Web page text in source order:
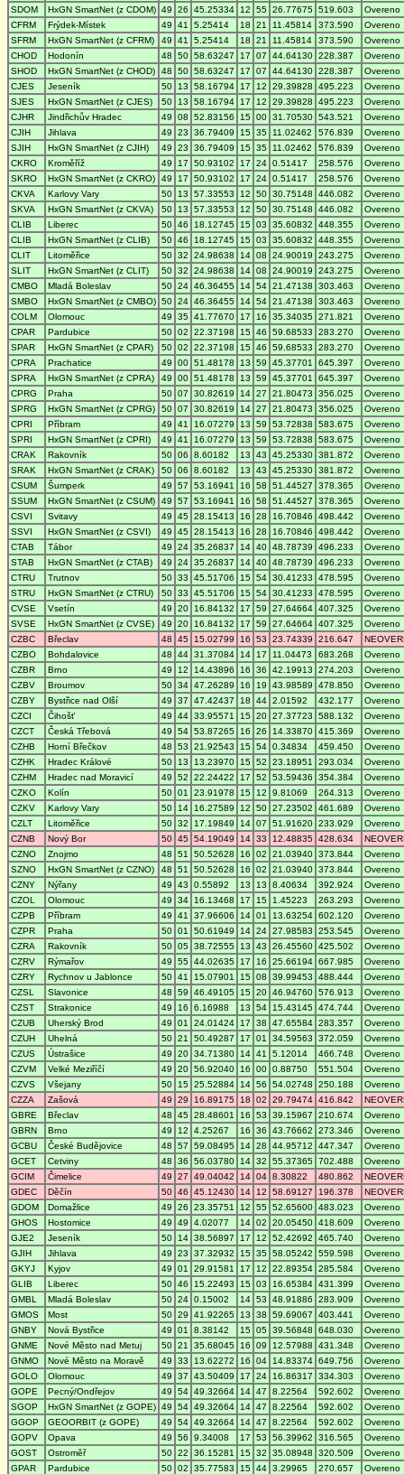
SDOM
HxGN SmartNet (z CDOM) 49 26 45.25334 12 55 26.77675 519.603
Overeno
CFRM
Frýdek-Místek 49 41 5.25414 18 21 11.45814 373.590
Overeno
SFRM
HxGN SmartNet (z CFRM) 49 41 5.25414 18 21 11.45814 373.590
Overeno
CHOD
Hodonín 48 50 58.63247 17 07 44.64130 228.387
Overeno
SHOD
HxGN SmartNet (z CHOD) 48 50 58.63247 17 07 44.64130 228.387
Overeno
CJES
Jeseník 50 13 58.16794 17 12 29.39828 495.223
Overeno
SJES
HxGN SmartNet (z CJES) 50 13 58.16794 17 12 29.39828 495.223
Overeno
CJHR
Jindřichův Hradec 49 08 52.83156 15 00 31.70530 543.521
Overeno
CJIH
Jihlava 49 23 36.79409 15 35 11.02462 576.839
Overeno
SJIH
HxGN SmartNet (z CJIH) 49 23 36.79409 15 35 11.02462 576.839
Overeno
CKRO
Kroměříž 49 17 50.93102 17 24 0.51417 258.576
Overeno
SKRO
HxGN SmartNet (z CKRO) 49 17 50.93102 17 24 0.51417 258.576
Overeno
CKVA
Karlovy Vary 50 13 57.33553 12 50 30.75148 446.082
Overeno
SKVA
HxGN SmartNet (z CKVA) 50 13 57.33553 12 50 30.75148 446.082
Overeno
CLIB
Liberec 50 46 18.12745 15 03 35.60832 448.355
Overeno
CLIB
HxGN SmartNet (z CLIB) 50 46 18.12745 15 03 35.60832 448.355
Overeno
CLIT
Litoměřice 50 32 24.98638 14 08 24.90019 243.275
Overeno
SLIT
HxGN SmartNet (z CLIT) 50 32 24.98638 14 08 24.90019 243.275
Overeno
CMBO
Mladá Boleslav 50 24 46.36455 14 54 21.47138 303.463
Overeno
SMBO
HxGN SmartNet (z CMBO) 50 24 46.36455 14 54 21.47138 303.463
Overeno
COLM
Olomouc 49 35 41.77670 17 16 35.34035 271.821
Overeno
CPAR
Pardubice 50 02 22.37198 15 46 59.68533 283.270
Overeno
SPAR
HxGN SmartNet (z CPAR) 50 02 22.37198 15 46 59.68533 283.270
Overeno
CPRA
Prachatice 49 00 51.48178 13 59 45.37701 645.397
Overeno
SPRA
HxGN SmartNet (z CPRA) 49 00 51.48178 13 59 45.37701 645.397
Overeno
CPRG
Praha 50 07 30.82619 14 27 21.80473 356.025
Overeno
SPRG
HxGN SmartNet (z CPRG) 50 07 30.82619 14 27 21.80473 356.025
Overeno
CPRI
Příbram 49 41 16.07279 13 59 53.72838 583.675
Overeno
SPRI
HxGN SmartNet (z CPRI) 49 41 16.07279 13 59 53.72838 583.675
Overeno
CRAK
Rakovník 50 06 8.60182 13 43 45.25330 381.872
Overeno
SRAK
HxGN SmartNet (z CRAK) 50 06 8.60182 13 43 45.25330 381.872
Overeno
CSUM
Šumperk 49 57 53.16941 16 58 51.44527 378.365
Overeno
SSUM
HxGN SmartNet (z CSUM) 49 57 53.16941 16 58 51.44527 378.365
Overeno
CSVI
Svitavy 49 45 28.15413 16 28 16.70846 498.442
Overeno
SSVI
HxGN SmartNet (z CSVI) 49 45 28.15413 16 28 16.70846 498.442
Overeno
CTAB
Tábor 49 24 35.26837 14 40 48.78739 496.233
Overeno
STAB
HxGN SmartNet (z CTAB) 49 24 35.26837 14 40 48.78739 496.233
Overeno
CTRU
Trutnov 50 33 45.51706 15 54 30.41233 478.595
Overeno
STRU
HxGN SmartNet (z CTRU) 50 33 45.51706 15 54 30.41233 478.595
Overeno
CVSE
Vsetín 49 20 16.84132 17 59 27.64664 407.325
Overeno
SVSE
HxGN SmartNet (z CVSE) 49 20 16.84132 17 59 27.64664 407.325
Overeno
CZBC
Břeclav 48 45 15.02799 16 53 23.74339 216.647
CZBO
Bohdalovice 48 44 31.37084 14 17 11.04473 683.268
Overeno
CZBR
Brno 49 12 14.43896 16 36 42.19913 274.203
Overeno
CZBV
Broumov 50 34 47.26289 16 19 43.98589 478.850
Overeno
CZBY
Bystřice nad Olší 49 37 47.42437 18 44 2.01592 432.177
Overeno
CZCI
Čihošť 49 44 33.95571 15 20 27.37723 588.132
Overeno
CZCT
Česká Třebová 49 54 53.87265 16 26 14.33870 415.369
Overeno
CZHB
Horní Břečkov 48 53 21.92543 15 54 0.34834 459.450
Overeno
CZHK
Hradec Králové 50 13 13.23970 15 52 23.18951 293.034
Overeno
CZHM
Hradec nad Moravicí 49 52 22.24422 17 52 53.59436 354.384
Overeno
CZKO
Kolín 50 01 23.91978 15 12 9.81069 264.313
Overeno
CZKV
Karlovy Vary 50 14 16.27589 12 50 27.23502 461.689
Overeno
CZLT
Litoměřice 50 32 17.19849 14 07 51.91620 233.929
Overeno
CZNB
Nový Bor 50 45 54.19049 14 33 12.48835 428.634
CZNO
Znojmo 48 51 50.52628 16 02 21.03940 373.844
Overeno
SZNO
HxGN SmartNet (z CZNO) 48 51 50.52628 16 02 21.03940 373.844
Overeno
CZNY
Nýřany 49 43 0.55892 13 13 8.40634 392.924
Overeno
CZOL
Olomouc 49 34 16.13468 17 15 1.45223 263.293
Overeno
CZPB
Příbram 49 41 37.96606 14 01 13.63254 602.120
Overeno
CZPR
Praha 50 01 50.61949 14 24 27.98583 253.545
Overeno
CZRA
Rakovník 50 05 38.72555 13 43 26.45560 425.502
Overeno
CZRV
Rýmařov 49 55 44.02635 17 16 25.66194 667.985
Overeno
CZRY
Rychnov u Jablonce 50 41 15.07901 15 08 39.99453 488.444
Overeno
CZSL
Slavonice 48 59 46.49105 15 20 46.94760 576.913
Overeno
CZST
Strakonice 49 16 6.16988 13 54 15.43145 474.744
Overeno
CZUB
Uherský Brod 49 01 24.01424 17 38 47.65584 283.357
Overeno
CZUH
Uhelná 50 21 50.49287 17 01 34.59563 372.059
Overeno
CZUS
Ústrašice 49 20 34.71380 14 41 5.12014 466.748
Overeno
CZVM
Velké Meziříčí 49 20 56.92040 16 00 0.88750 551.504
Overeno
CZVS
Všejany 50 15 25.52884 14 56 54.02748 250.188
Overeno
CZZA
Zašová 49 29 16.89175 18 02 29.79474 416.842
GBRE
Břeclav 48 45 28.48601 16 53 39.15967 210.674
Overeno
GBRN
Brno 49 12 4.25267 16 36 43.76662 273.346
Overeno
GCBU
České Budějovice 48 57 59.08495 14 28 44.95712 447.347
Overeno
GCET
Cetviny 48 36 56.03780 14 32 55.37365 702.488
Overeno
GCIM
Čimelice 49 27 49.04042 14 04 8.30822 480.862
GDEC
Děčín 50 46 45.12430 14 12 58.69127 196.378
GDOM
Domažlice 49 26 23.35751 12 55 52.65600 483.023
Overeno
GHOS
Hostomice 49 49 4.02077 14 02 20.05450 418.609
Overeno
GJE2
Jeseník 50 14 38.56897 17 12 52.42692 465.740
Overeno
GJIH
Jihlava 49 23 37.32932 15 35 58.05242 559.598
Overeno
GKYJ
Kyjov 49 01 29.91581 17 12 22.89354 285.584
Overeno
GLIB
Liberec 50 46 15.22493 15 03 16.65384 431.399
Overeno
GMBL
Mladá Boleslav 50 24 0.15002 14 53 48.91886 283.909
Overeno
GMOS
Most 50 29 41.92265 13 38 59.69067 403.441
Overeno
GNBY
Nová Bystřice 49 01 8.38142 15 05 39.56848 648.030
Overeno
GNME
Nové Město nad Metuj 50 21 35.68045 16 09 12.57988 431.348
Overeno
GNMO
Nové Město na Moravě 49 33 13.62272 16 04 14.83374 649.756
Overeno
GOLO
Olomouc 49 37 43.50409 17 24 16.86317 334.303
Overeno
GOPE
Pecný/Ondřejov 49 54 49.32664 14 47 8.22564 592.602
Overeno
SGOP
HxGN SmartNet (z GOPE) 49 54 49.32664 14 47 8.22564 592.602
Overeno
GGOP
GEOORBIT (z GOPE) 49 54 49.32664 14 47 8.22564 592.602
Overeno
GOPV
Opava 49 56 9.34008 17 53 56.39962 316.565
Overeno
GOST
Ostroměř 50 22 36.15281 15 32 35.08948 320.509
Overeno
GPAR
Pardubice 50 02 35.77583 15 44 3.29965 270.657
Overeno